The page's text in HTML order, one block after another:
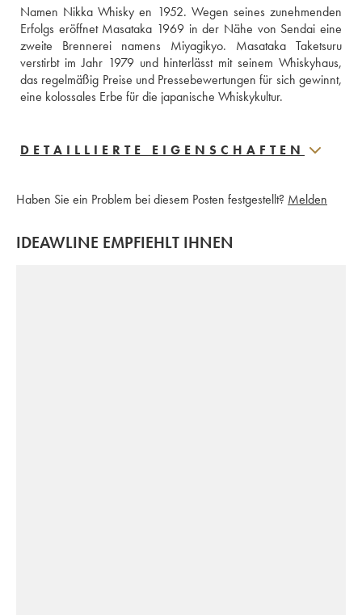
Namen Nikka Whisky en 1952. Wegen seines zunehmenden
Erfolgs eröffnet Masataka 1969 in der Nähe von Sendai eine
zweite Brennerei namens Miyagikyo. Masataka Taketsuru
verstirbt im Jahr 1979 und hinterlässt mit seinem Whiskyhaus,
das regelmäßig Preise und Pressebewertungen für sich gewinnt,
eine kolossales Erbe für die japanische Whiskykultur.
DETAILLIERTE EIGENSCHAFTEN
Haben Sie ein Problem bei diesem Posten festgestellt? Melden
IDEAWLINE EMPFIEHLT IHNEN